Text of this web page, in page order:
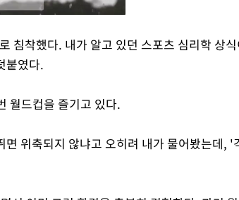
침착했다. 내가 알고 있던 스포츠 심리학 상
붙였다.
월드컵을 즐기고 있다.
위축되지 않냐고 오히려 내가 물어봤는데, '